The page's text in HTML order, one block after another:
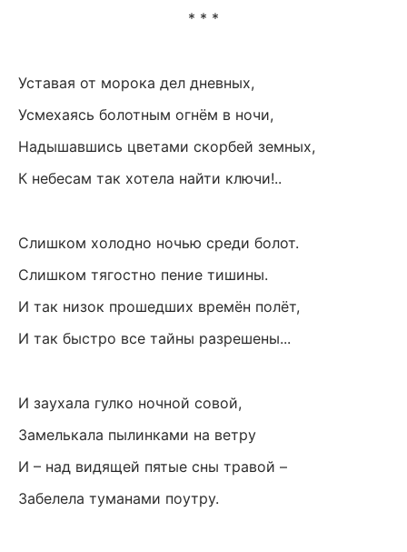
* * *
Уставая от морока дел дневных,
Усмехаясь болотным огнём в ночи,
Надышавшись цветами скорбей земных,
К небесам так хотела найти ключи!..
Слишком холодно ночью среди болот.
Слишком тягостно пение тишины.
И так низок прошедших времён полёт,
И так быстро все тайны разрешены...
И заухала гулко ночной совой,
Замелькала пылинками на ветру
И – над видящей пятые сны травой –
Забелела туманами поутру.